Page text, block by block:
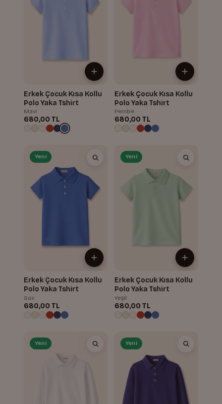
Erkek Çocuk Kısa Kollu
Polo Yaka Tshirt
Mavi
680,00 TL
Erkek Çocuk Kısa Kollu
Polo Yaka Tshirt
Pembe
680,00 TL
Yeni
Erkek Çocuk Kısa Kollu
Polo Yaka Tshirt
Sax
680,00 TL
Yeni
Erkek Çocuk Kısa Kollu
Polo Yaka Tshirt
Yeşil
680,00 TL
Yeni Yeni